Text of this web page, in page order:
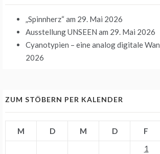
„Spinnherz“ am 29. Mai 2026
Ausstellung UNSEEN am 29. Mai 2026
Cyanotypien – eine analog digitale
2026
ZUM STÖBERN PER KALENDER
M D M D F
1